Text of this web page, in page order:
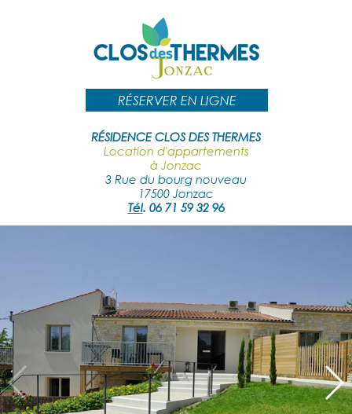
RÉSERVER EN LIGNE
RÉSIDENCE CLOS DES THERMES
Location d'appartements
à Jonzac
3 Rue du bourg nouveau
17500 Jonzac
Tél. 06 71 59 32 96